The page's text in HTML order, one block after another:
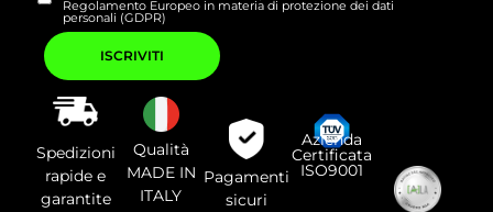
Regolamento Europeo in materia di protezione dei dati
personali (GDPR)
Si
prega
di
lasciare
vuoto
questo
campo.
Spedizioni
rapide e
garantite
Qualità
MADE IN
ITALY
Pagamenti
sicuri
Azienda
Certificata
ISO9001